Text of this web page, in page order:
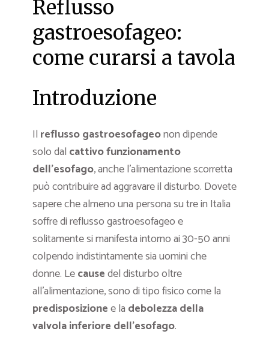
Reflusso
gastroesofageo:
come curarsi a tavola
Introduzione
Il reflusso gastroesofageonon dipende
solo dal cattivo funzionamento
dell’esofago, anche l’alimentazione scorretta
può contribuire ad aggravare il disturbo. Dovete
sapere che almeno una persona su tre in Italia
soffre di reflusso gastroesofageo e
solitamente si manifesta intorno ai 30-50 anni
colpendo indistintamente sia uomini che
donne. Lecausedel disturbo oltre
all’alimentazione, sono di tipo fisico come la
predisposizionee la debolezza della
valvola inferiore dell’esofago.